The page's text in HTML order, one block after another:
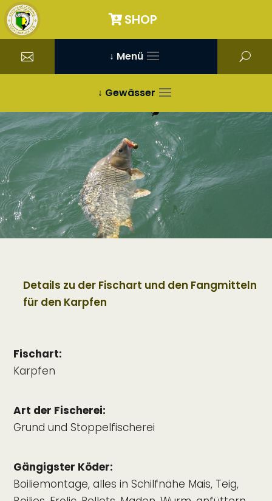
SHOP
↓ Menü
↓ Gewässer
Details zu der Fischart und den Fangmitteln
für den Karpfen
Fischart:
Karpfen
Art der Fischerei:
Grund und Stoppelfischerei
Gängigster Köder:
Boiliemontage, alles in Schilfnähe Mais, Teig,